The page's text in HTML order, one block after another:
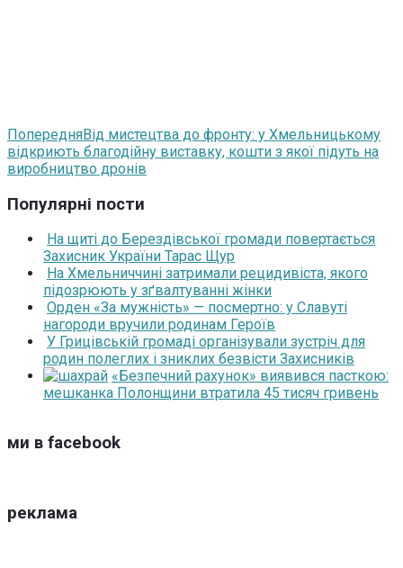
ПопередняВід мистецтва до фронту: у Хмельницькому
відкриють благодійну виставку, кошти з якої підуть на
виробництво дронів
Популярні пости
На щиті до Берездівської громади повертається
Захисник України Тарас Щур
На Хмельниччині затримали рецидивіста, якого
підозрюють у зґвалтуванні жінки
Орден «За мужність» — посмертно: у Славуті
нагороди вручили родинам Героїв
У Грицівській громаді організували зустріч для
родин полеглих і зниклих безвісти Захисників
«Безпечний рахунок» виявився пасткою:
мешканка Полонщини втратила 45 тисяч гривень
ми в facebook
реклама